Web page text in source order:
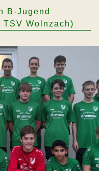
B-Jugend
Wolnzach)